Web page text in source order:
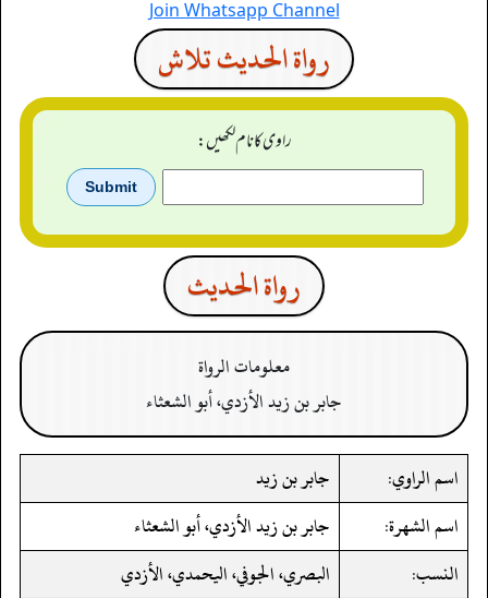
Join Whatsapp Channel
رواة الحديث تلاش
راوی کا نام لکھیں:
رواة الحدیث
معلومات الرواة
جابر بن زيد الأزدي، أبو الشعثاء
اسم الراوي:
جابر بن زيد
اسم الشهرة:
جابر بن زيد الأزدي، أبو الشعثاء
النسب:
البصري، الجوفي، اليحمدي، الأزدي